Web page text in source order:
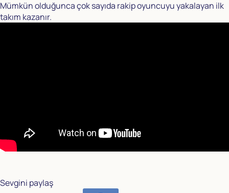
Mümkün olduğunca çok sayıda rakip oyuncuyu yakalayan ilk
takım kazanır.
Sevgini paylaş